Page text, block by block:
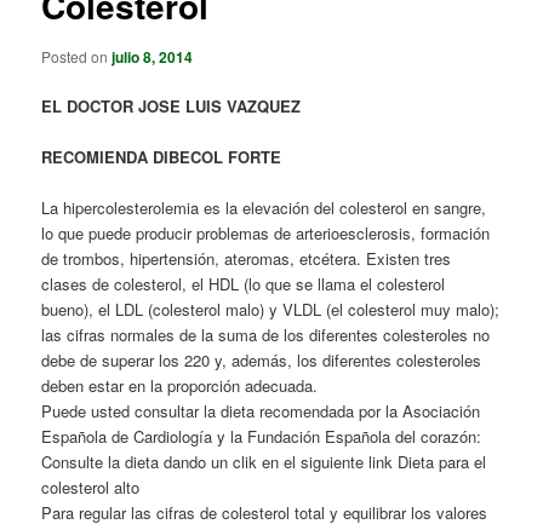
Posted onjulio 8, 2014
EL DOCTOR JOSE LUIS VAZQUEZ
RECOMIENDA DIBECOL FORTE
La hipercolesterolemia es la elevación del colesterol en sangre,
lo que puede producir problemas de arterioesclerosis, formación
de trombos, hipertensión, ateromas, etcétera. Existen tres
clases de colesterol, el HDL (lo que se llama el colesterol
bueno), el LDL (colesterol malo) y VLDL (el colesterol muy malo);
las cifras normales de la suma de los diferentes colesteroles no
debe de superar los 220 y, además, los diferentes colesteroles
deben estar en la proporción adecuada.
Puede usted consultar la dieta recomendada por la Asociación
Española de Cardiología y la Fundación Española del corazón:
Consulte la dieta dando un clik en el siguiente link Dieta para el
colesterol alto
Para regular las cifras de colesterol total y equilibrar los valores